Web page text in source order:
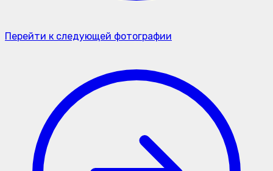
Перейти к следующей фотографии